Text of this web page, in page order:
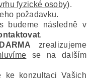
fyzické osoby).
požadavku.
budeme následně v
.
zrealizujeme
se na dalším
ke konzultaci Vašich